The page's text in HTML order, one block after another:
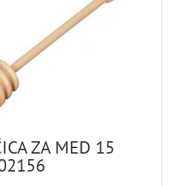
ZA MED 15